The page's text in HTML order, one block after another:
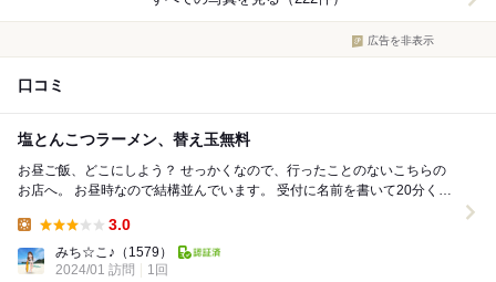
広告を非表示
口コミ
塩とんこつラーメン、替え玉無料
お昼ご飯、どこにしよう？ せっかくなので、行ったことのないこちらの
お店へ。 お昼時なので結構並んでいます。 受付に名前を書いて20分くら
3.0
みち☆こ♪ （1579）
2024/01 訪問
1回